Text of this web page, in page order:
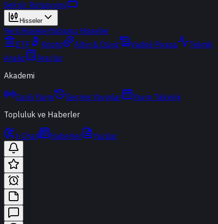
Sektör Rotasyonu
Hisseler
Yerli HisselerYabancı Hisseler
ETF
Kripto Altın & Döviz Vadeli Piyasa
Teknik
Analiz
Araçlar
Akademi
Canlı Yayın Geçmiş Yayınlar
Yayın Takvimi
Topluluk ve Haberler
t-Chat Haberler Yazılar